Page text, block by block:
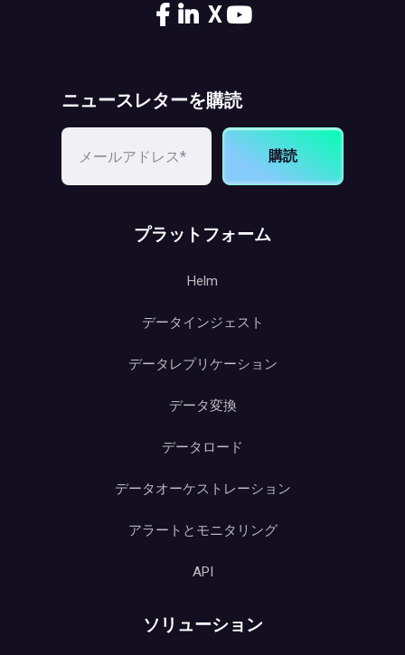
X
ニュースレターを購読
購読
プラットフォーム
Helm
データインジェスト
データレプリケーション
データ変換
データロード
データオーケストレーション
アラートとモニタリング
API
ソリューション